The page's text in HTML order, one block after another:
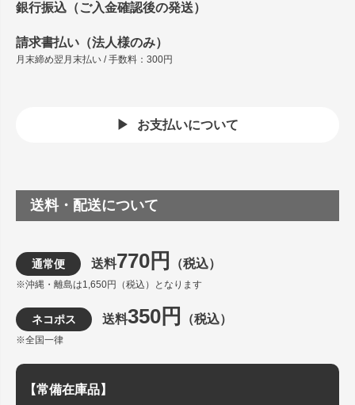
銀行振込（ご入金確認後の発送）
請求書払い（法人様のみ）
月末締め翌月末払い / 手数料：300円
お支払いについて
送料・配送について
通常便 送料770円 （税込）
※沖縄・離島は1,650円（税込）となります
ネコポス 送料350円 （税込）
※全国一律
【常備在庫品】